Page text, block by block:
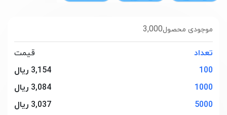
3,000موجودی محصول
تعداد
قیمت
100
3,154 ریال
1000
3,084 ریال
5000
3,037 ریال